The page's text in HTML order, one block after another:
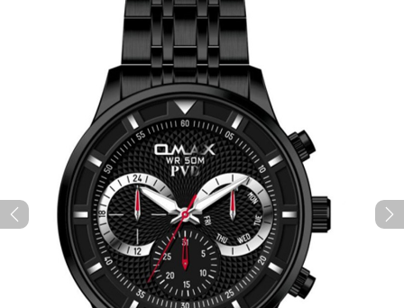
Previous